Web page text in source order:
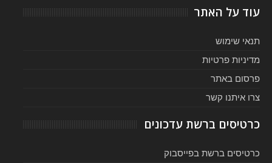
עוד על האתר
תנאי שימוש
מדיניות פרטיות
פרסום באתר
צרו איתנו קשר
כרטיסים ברשת עדכונים
כרטיסים ברשת בפייסבוק